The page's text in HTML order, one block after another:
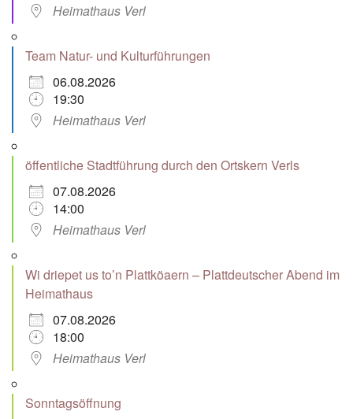
Heimathaus Verl
Team Natur- und Kulturführungen
06.08.2026
19:30
Heimathaus Verl
öffentliche Stadtführung durch den Ortskern Verls
07.08.2026
14:00
Heimathaus Verl
Wi driepet us to’n Plattköaern – Plattdeutscher Abend im
Heimathaus
07.08.2026
18:00
Heimathaus Verl
Sonntagsöffnung